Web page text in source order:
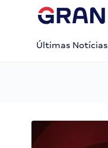
Últimas Notícias